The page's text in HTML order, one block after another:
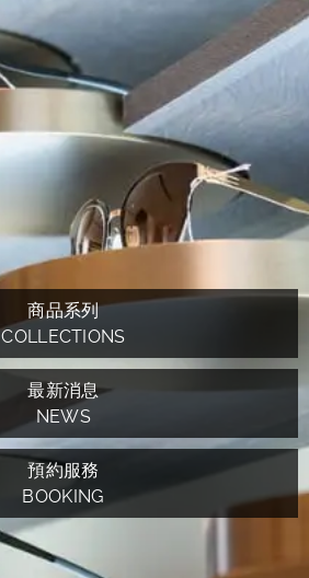
商品系列
COLLECTIONS
最新消息
NEWS
預約服務
BOOKING